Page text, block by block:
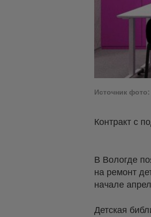
Источник
Контракт с
В Вологде
на ремонт
начале
Детская